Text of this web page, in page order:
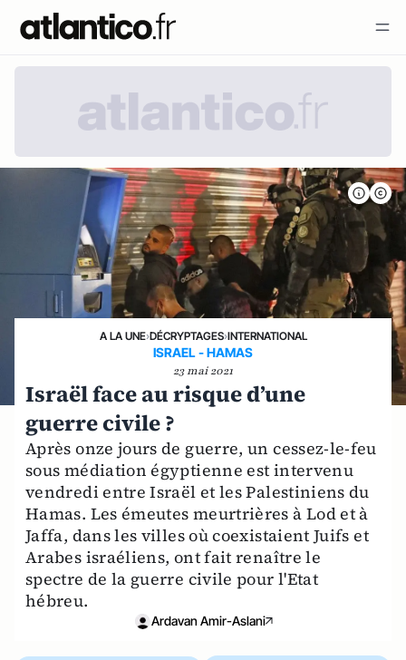
A LA UNE›DÉCRYPTAGES›INTERNATIONAL
ISRAEL - HAMAS
23 mai 2021
Israël face au risque d’une
guerre civile ?
Après onze jours de guerre, un cessez-le-feu
sous médiation égyptienne est intervenu
vendredi entre Israël et les Palestiniens du
Hamas. Les émeutes meurtrières à Lod et à
Jaffa, dans les villes où coexistaient Juifs et
Arabes israéliens, ont fait renaître le
spectre de la guerre civile pour l'Etat
hébreu.
Ardavan Amir-Aslani